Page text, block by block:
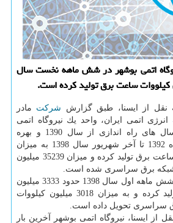
اتمی بوشهر در شش ماهه نخست سال
از ایسنا، طبق گزارش شركت مادر
انرژی اتمی ایران، واحد یك نیروگاه اتمی
بوشهر در مجموع در سال های راه اندازی از سال 1390 و بهره
برداری تجاری از مهرماه 1392 تا آخر شهریور سال 1398 به میزان
38776 میلیون كیلووات ساعت برق تولید كرده و میزان 35239 میلیون
برق سراسری شده است.
نیروگاه اتمی بوشهر در شش ماهه اول سال 1398 حدود 3333 میلیون
كیلووات ساعت برق تولید كرده و به میزان 3018 میلیون كیلووات
سراسری تحویل داده است.
از ایسنا، نیروگاه اتمی بوشهر آخرین بار